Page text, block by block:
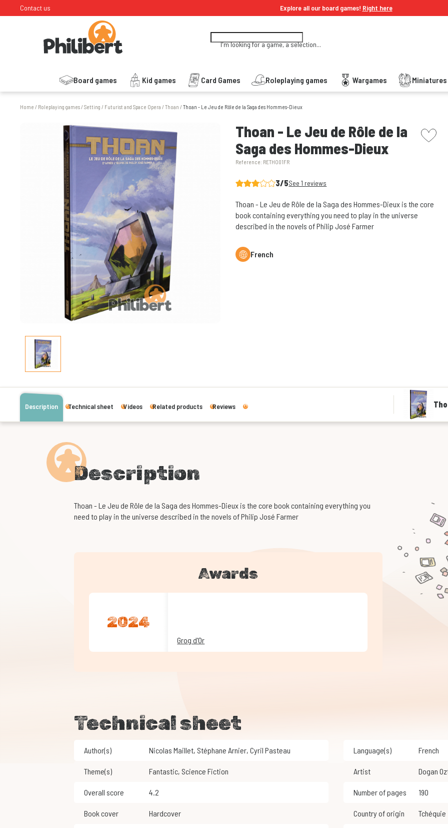
Contact us Explore all our board games! Right here
I'm looking for a game, a selection...
Board games Kid games Card Games Roleplaying games Wargames
Home / Roleplaying games/Setting / Futurist and Space Opera /Thoan /Thoan - Le Jeu de Rôle de la Saga des Hommes-Dieux
Thoan - Le Jeu de Rôle de la
Saga des Hommes-Dieux
Reference: RETHO01FR
picto
3/5See 1 reviews
Thoan - Le Jeu de Rôle de la Saga des Hommes-Dieux is the core
book containing everything you need to play in the universe
described in the novels of Philip José Farmer
French
Description Technical sheet Videos Related products Reviews
Description
Thoan - Le Jeu de Rôle de la Saga des Hommes-Dieux is the core book containing everything you
need to play in the universe described in the novels of Philip José Farmer
Awards
2024
Grog d'Or
Technical sheet
Author(s) Nicolas Maillet, Stéphane Arnier, Cyril Pasteau Language(s) French
Theme(s) Fantastic, Science Fiction Artist Dogan
Overall score 4.2 Number of pages 190
Book cover Hardcover Country of origin Tchéquie